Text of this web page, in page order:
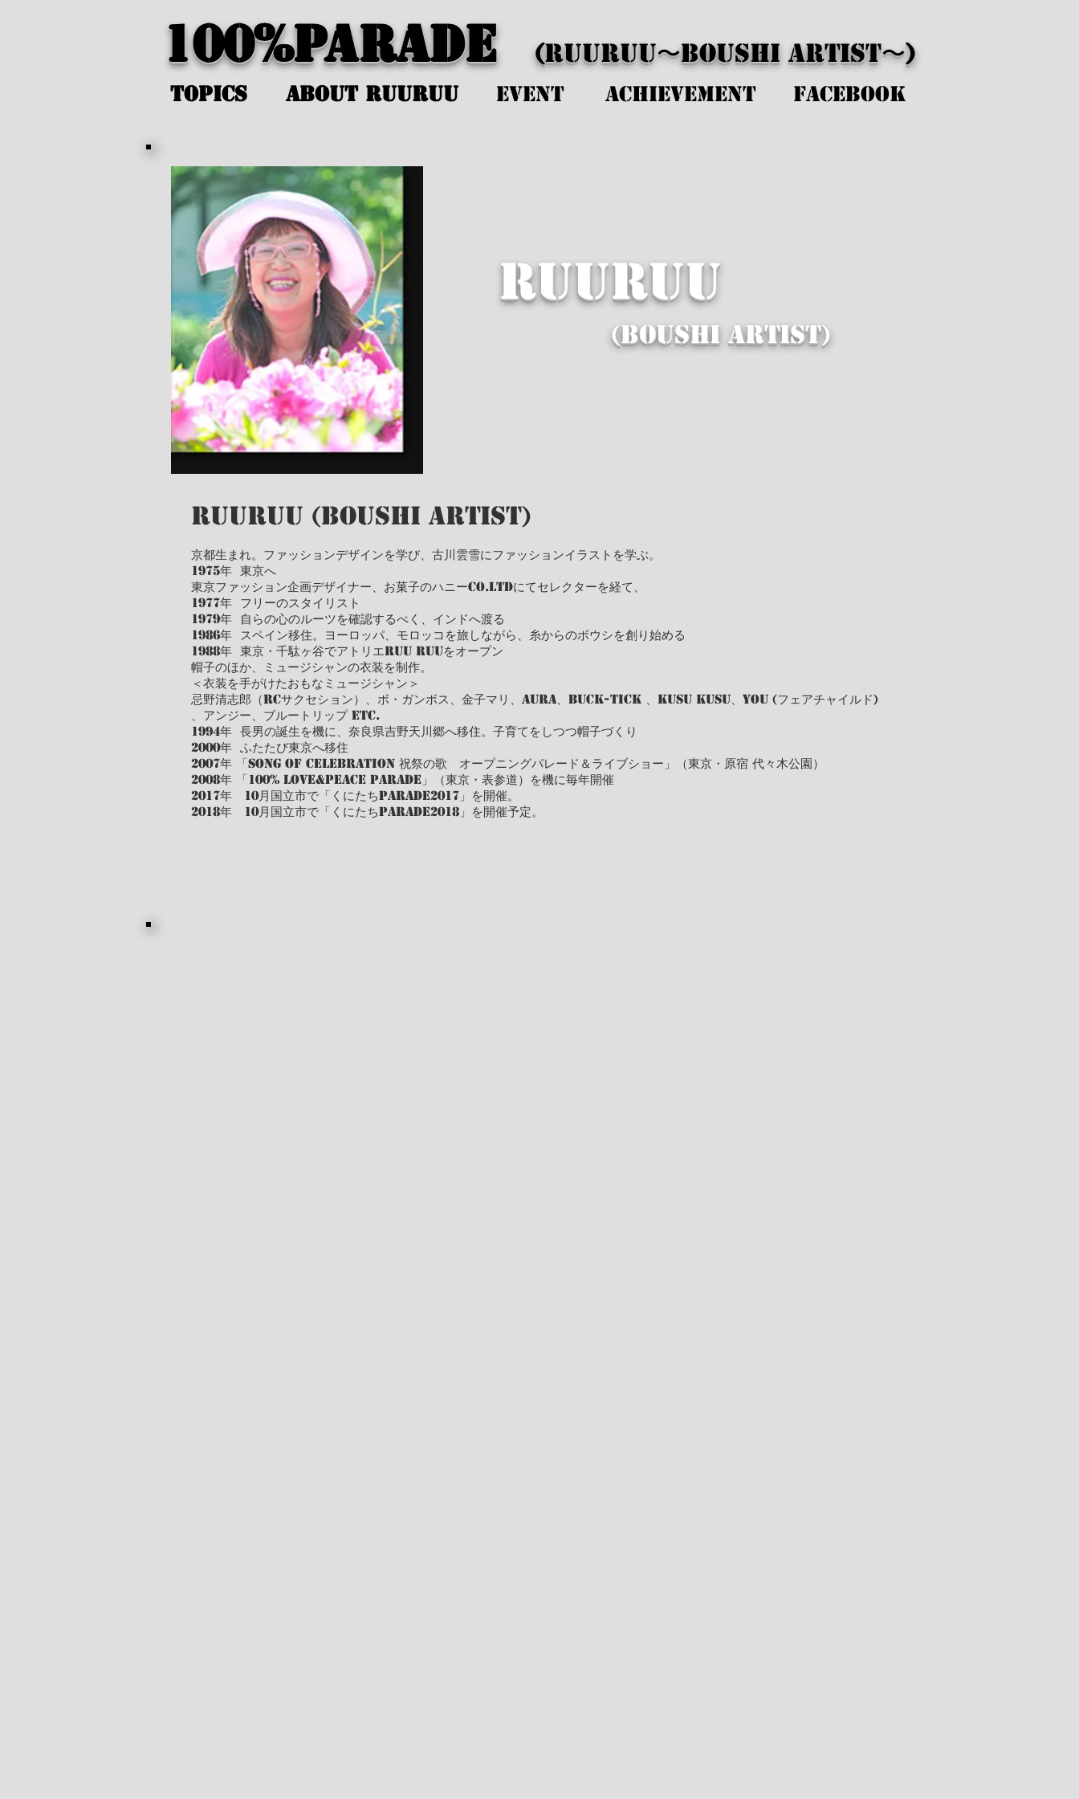
Topics About RuuRuu EVENT Achievement Facebook
RuuRuu
(Boushi Artist)
100%PArADE (RUURuu〜Boushi Artist〜)
RuuRuu (Boushi Artist)
京都生まれ。ファッションデザインを学び、古川雲雪にファッションイラストを学ぶ。
1975年 東京へ
東京ファッション企画デザイナー、お菓子のハニーCo.Ltdにてセレクターを経て、
1977年 フリーのスタイリスト
1979年 自らの心のルーツを確認するべく、インドへ渡る
1986年 スペイン移住。ヨーロッパ、モロッコを旅しながら、糸からのボウシを創り始める
1988年 東京・千駄ヶ谷でアトリエRuu Ruuをオープン
帽子のほか、ミュージシャンの衣装を制作。
＜衣装を手がけたおもなミュージシャン＞
忌野清志郎（RCサクセション）、ボ・ガンボス、金子マリ、AURA、BUCK-TICK 、Kusu Kusu、You (フェアチャイルド)
、アンジー、ブルートリップ etc.
1994年 長男の誕生を機に、奈良県吉野天川郷へ移住。子育てをしつつ帽子づくり
2000年 ふたたび東京へ移住
2007年 「Song of Celebration 祝祭の歌 オープニングパレード＆ライブショー」（東京・原宿 代々木公園）
2008年 「100% Love&Peace Parade」（東京・表参道）を機に毎年開催
2017年 10月国立市で「くにたちPARADE2017」を開催。
2018年 10月国立市で「くにたちPARADE2018」を開催予定。